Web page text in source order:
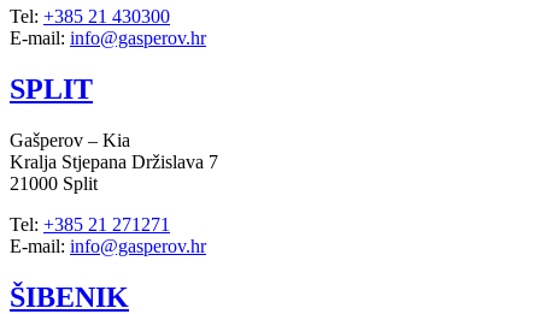
Tel: +385 21 430300
E-mail: info@gasperov.hr
SPLIT
Gašperov – Kia
Kralja Stjepana Držislava 7
21000 Split
Tel: +385 21 271271
E-mail: info@gasperov.hr
ŠIBENIK